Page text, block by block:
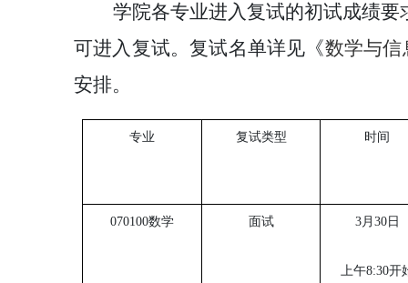
学院各专业进入复试的初试成绩
可进入复试。复试名单详见《数学与信
安排。
专业 复试类型 时间
070100数学 面试 3月30日
上午8:30开